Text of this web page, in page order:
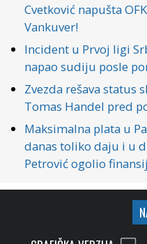
Cvetković napušta
Vankuver!
Incident u Prvoj ligi
napao sudiju posle
Zvezda rešava status
Tomas Handel pred
Maksimalna plata u
danas toliko daju i u
Petrović ogolio